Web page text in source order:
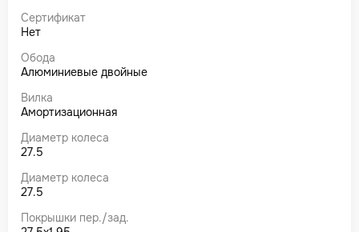
Сертификат
Нет
Обода
Алюминиевые двойные
Вилка
Амортизационная
Диаметр колеса
27.5
Диаметр колеса
27.5
Покрышки пер./зад.